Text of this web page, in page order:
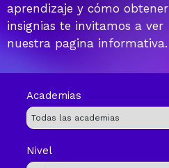
aprendizaje y cómo obtener
insignias te invitamos a ver
nuestra pagina informativa.
Academias
Nivel